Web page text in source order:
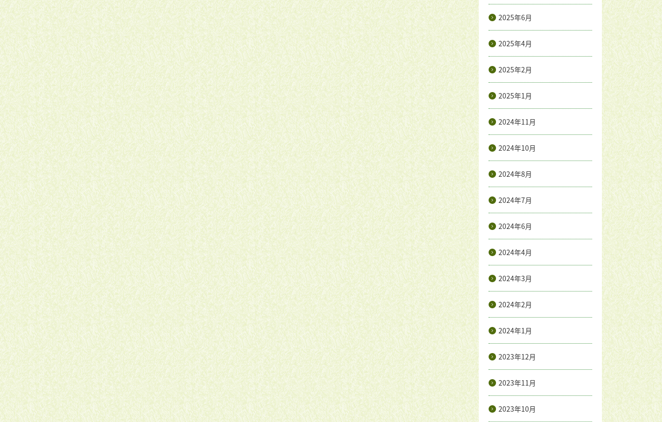
2025年6月
2025年4月
2025年2月
2025年1月
2024年11月
2024年10月
2024年8月
2024年7月
2024年6月
2024年4月
2024年3月
2024年2月
2024年1月
2023年12月
2023年11月
2023年10月